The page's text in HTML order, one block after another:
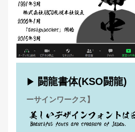
▶ 闘龍書体(KSO闘龍)
ーサインワークス】